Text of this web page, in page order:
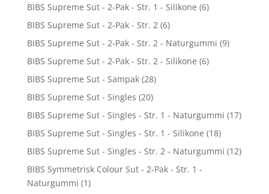
BIBS Supreme Sut - 2-Pak - Str. 1 - Silikone (6)
BIBS Supreme Sut - 2-Pak - Str. 2 (6)
BIBS Supreme Sut - 2-Pak - Str. 2 - Naturgummi (9)
BIBS Supreme Sut - 2-Pak - Str. 2 - Silikone (6)
BIBS Supreme Sut - Sampak (28)
BIBS Supreme Sut - Singles (20)
BIBS Supreme Sut - Singles - Str. 1 - Naturgummi (17)
BIBS Supreme Sut - Singles - Str. 1 - Silikone (18)
BIBS Supreme Sut - Singles - Str. 2 - Naturgummi (12)
BIBS Symmetrisk Colour Sut - 2-Pak - Str. 1 -
Naturgummi (1)